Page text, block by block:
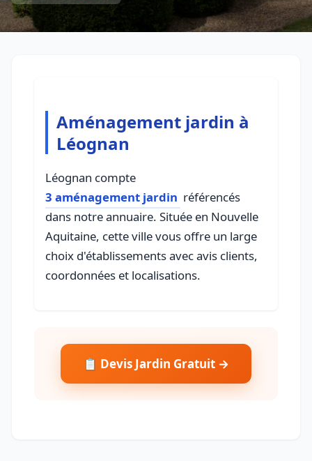
Aménagement jardin à
Léognan
Léognan compte
3 aménagement jardin référencés
dans notre annuaire. Située en Nouvelle
Aquitaine, cette ville vous offre un large
choix d'établissements avec avis clients,
coordonnées et localisations.
📋 Devis Jardin Gratuit →